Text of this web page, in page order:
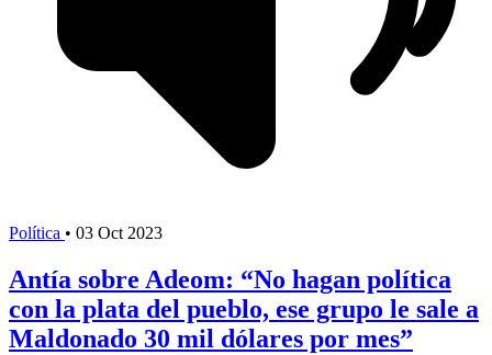
Política • 03 Oct 2023
Antía sobre Adeom: “No hagan política
con la plata del pueblo, ese grupo le sale a
Maldonado 30 mil dólares por mes”